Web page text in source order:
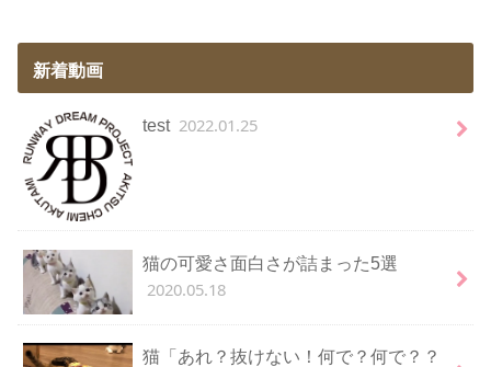
新着動画
test 2022.01.25
猫の可愛さ面白さが詰まった5選
2020.05.18
猫「あれ？抜けない！何で？何で？？